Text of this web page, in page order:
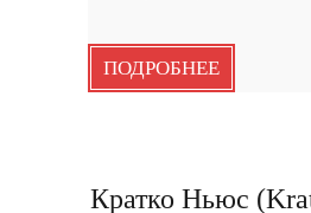
ПОДРОБНЕЕ
Кратко Ньюс